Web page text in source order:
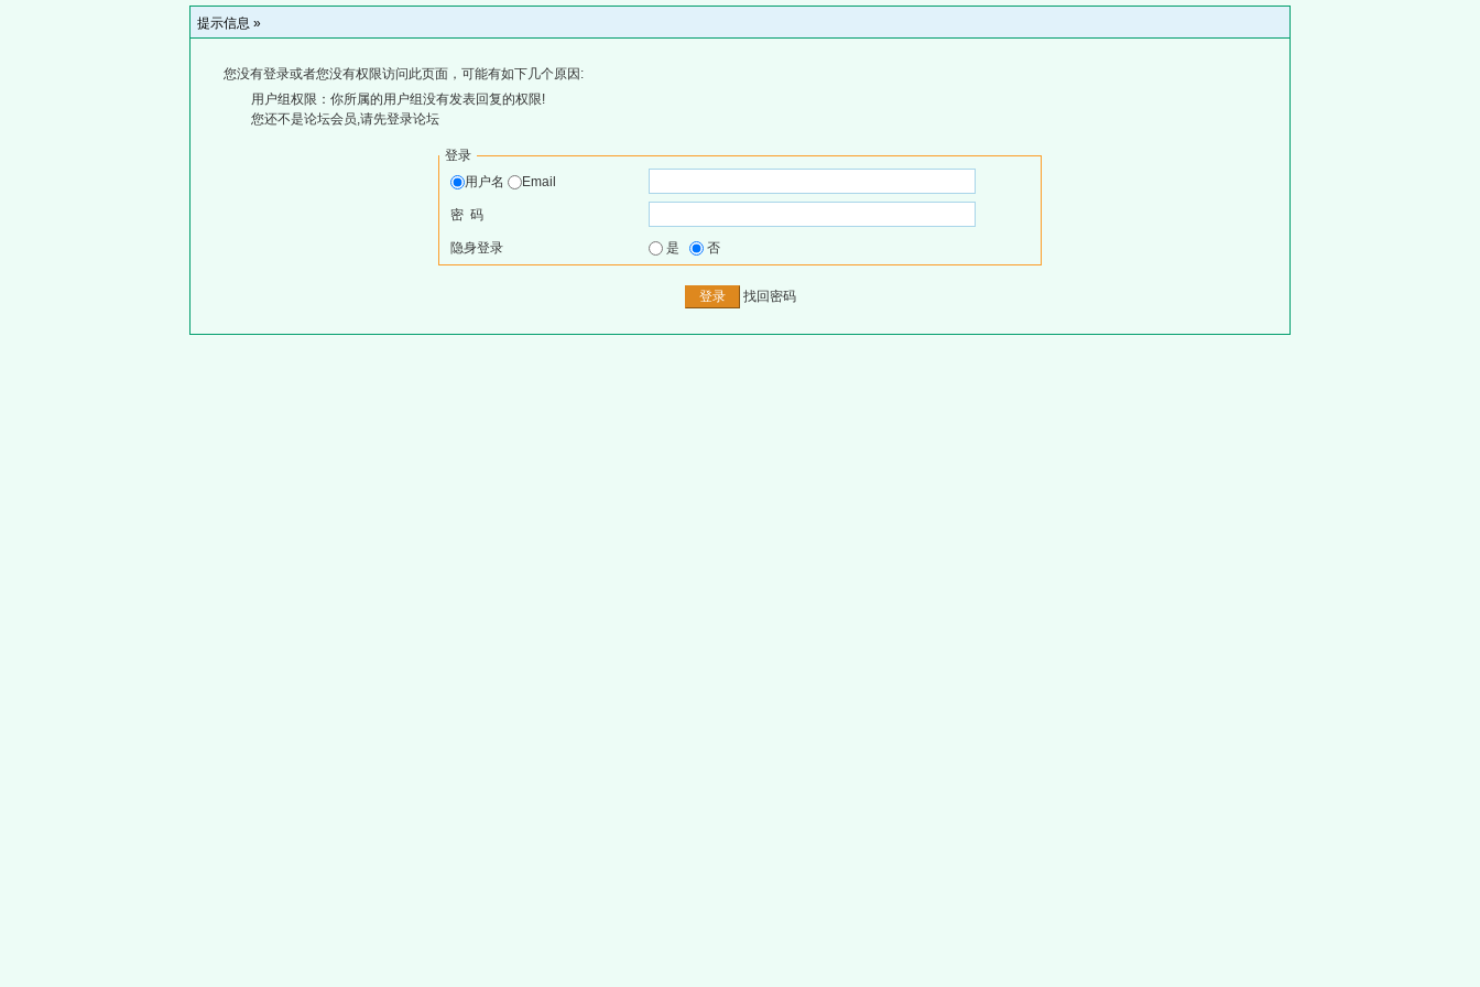
提示信息 »
您没有登录或者您没有权限访问此页面，可能有如下几个原因:
用户组权限：你所属的用户组没有发表回复的权限!
您还不是论坛会员,请先登录论坛
登录
用户名
Email
密 码
隐身登录 是 否
找回密码